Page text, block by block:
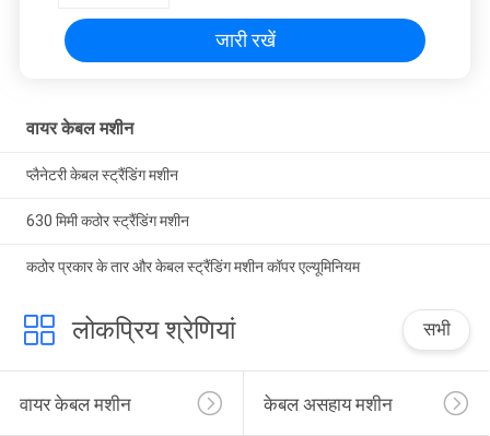
जारी रखें
वायर केबल मशीन
प्लैनेटरी केबल स्ट्रैंडिंग मशीन
630 मिमी कठोर स्ट्रैंडिंग मशीन
कठोर प्रकार के तार और केबल स्ट्रैंडिंग मशीन कॉपर एल्यूमिनियम
लोकप्रिय श्रेणियां सभी
वायर केबल मशीन केबल असहाय मशीन